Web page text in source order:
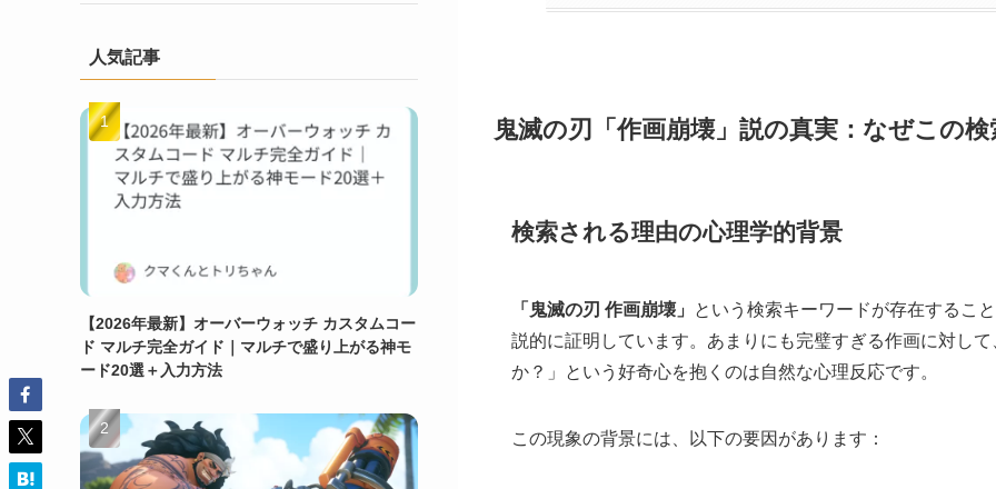
鬼滅の刃「作画崩壊」説の真実：なぜこの
検索される理由の心理学的背景
「鬼滅の刃 作画崩壊」
という検索キーワードが存在するこ
説的に証明しています。あまりにも完璧すぎる作画に対し
か？」という好奇心を抱くのは自然な心理反応です。
この現象の背景には、以下の要因があります：
人気記事
【2026年最新】オーバーウォッチ カスタムコー
ド マルチ完全ガイド｜マルチで盛り上がる神モ
ード20選＋入力方法